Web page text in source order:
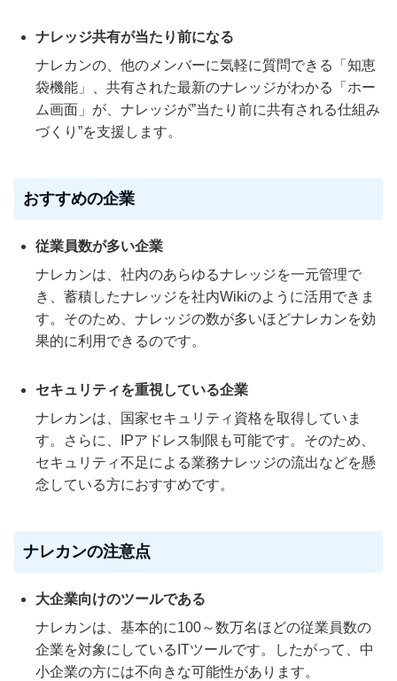
ナレッジ共有が当たり前になる
ナレカンの、他のメンバーに気軽に質問できる「知恵
袋機能」、共有された最新のナレッジがわかる「ホー
ム画面」が、ナレッジが”当たり前に共有される仕組み
づくり”を支援します。
おすすめの企業
従業員数が多い企業
ナレカンは、社内のあらゆるナレッジを一元管理で
き、蓄積したナレッジを社内Wikiのように活用できま
す。そのため、ナレッジの数が多いほどナレカンを効
果的に利用できるのです。
セキュリティを重視している企業
ナレカンは、国家セキュリティ資格を取得していま
す。さらに、IPアドレス制限も可能です。そのため、
セキュリティ不足による業務ナレッジの流出などを懸
念している方におすすめです。
ナレカンの注意点
大企業向けのツールである
ナレカンは、基本的に100～数万名ほどの従業員数の
企業を対象にしているITツールです。したがって、中
小企業の方には不向きな可能性があります。